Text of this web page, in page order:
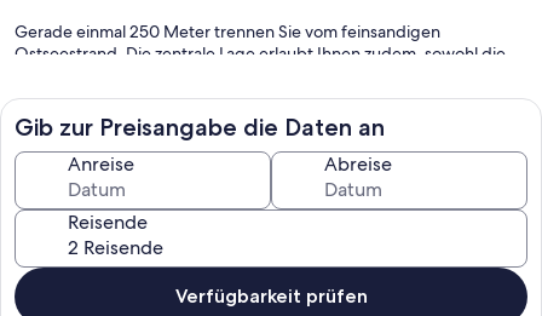
Gerade einmal 250 Meter trennen Sie vom feinsandigen
Ostseestrand. Die zentrale Lage erlaubt Ihnen zudem, sowohl die
Gehminuten zu erreichen – beide befinden sich rund 200 Meter
entfernt. So profitieren Sie von kurzen Wegen zu
Freizeitangeboten, Gastronomie und Versorgungseinrichtungen.
Im kombinierten Wohn-Schlafbereich steht modernen
Wohnansprüchen nichts im Wege: Die technische Ausstattung
umfasst einen Fernseher, DVD- und CD-Spieler, eine HiFi-Anlage,
ein Radio sowie kostenfreies WLAN, sodass Ihnen vielfältige
Unterhaltungsmöglichkeiten zur Verfügung stehen. Für zusätzlichen
Komfort sorgt außerdem ein Haartrockner im ansprechend
Gib zur Preisangabe die Daten an
Anreise Abreise
Reisende
Verfügbarkeit prüfen